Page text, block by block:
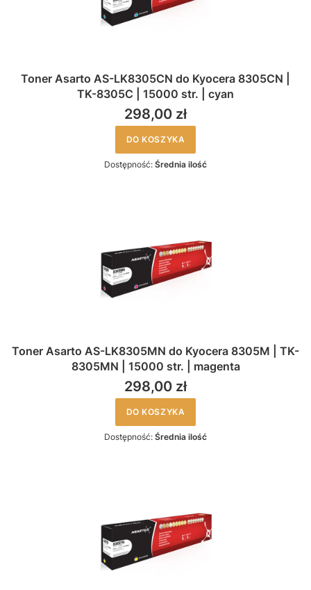
Toner Asarto AS-LK8305CN do Kyocera 8305CN |
TK-8305C | 15000 str. | cyan
298,00 zł
DO KOSZYKA
Dostępność: Średnia ilość
Toner Asarto AS-LK8305MN do Kyocera 8305M | TK-
8305MN | 15000 str. | magenta
298,00 zł
DO KOSZYKA
Dostępność: Średnia ilość